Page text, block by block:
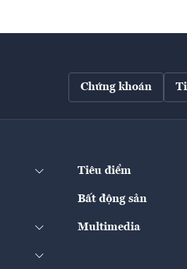
Chứng khoán
Tiêu điểm
Bất động sản
Multimedia